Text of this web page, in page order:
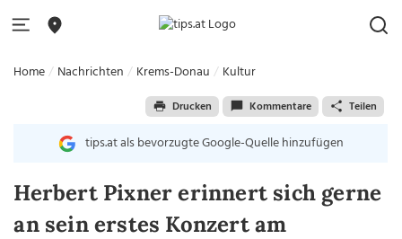
Home Nachrichten Krems-Donau Kultur
Drucken Kommentare Teilen
tips.at als bevorzugte Google-Quelle hinzufügen
Herbert Pixner erinnert sich gerne
an sein erstes Konzert am